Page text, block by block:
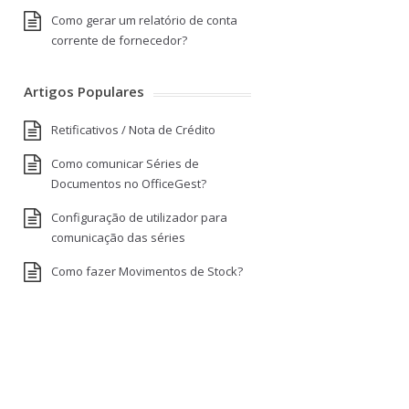
Como gerar um relatório de conta
corrente de fornecedor?
Artigos Populares
Retificativos / Nota de Crédito
Como comunicar Séries de
Documentos no OfficeGest?
Configuração de utilizador para
comunicação das séries
Como fazer Movimentos de Stock?